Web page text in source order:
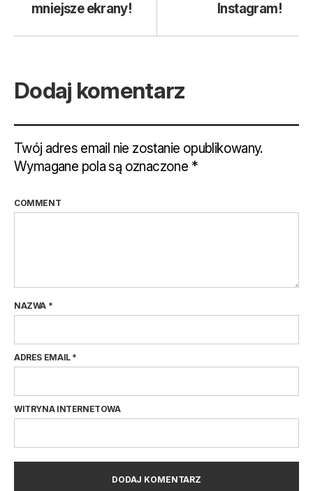
mniejsze ekrany!
Instagram!
Dodaj komentarz
Twój adres email nie zostanie opublikowany.
Wymagane pola są oznaczone *
COMMENT
NAZWA *
ADRES EMAIL *
WITRYNA INTERNETOWA